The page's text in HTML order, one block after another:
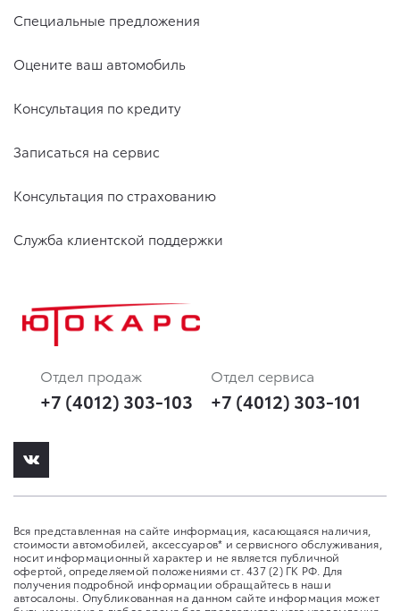
Специальные предложения
Оцените ваш автомобиль
Консультация по кредиту
Записаться на сервис
Консультация по страхованию
Служба клиентской поддержки
Отдел продаж
+7 (4012) 303-103
Отдел сервиса
+7 (4012) 303-101
Вся представленная на сайте информация, касающаяся наличия,
стоимости автомобилей, аксессуаров* и сервисного обслуживания,
носит информационный характер и не является публичной
офертой, определяемой положениями ст. 437 (2) ГК РФ. Для
получения подробной информации обращайтесь в наши
автосалоны. Опубликованная на данном сайте информация может